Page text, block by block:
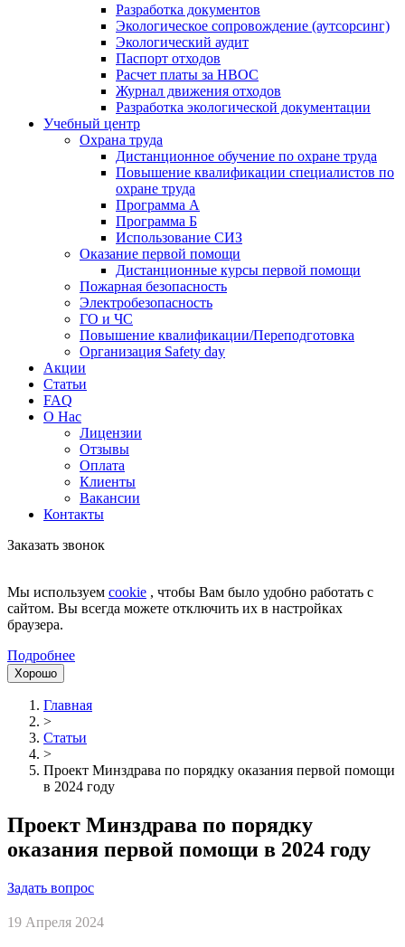
Разработка документов
Экологическое сопровождение (аутсорсинг)
Экологический аудит
Паспорт отходов
Расчет платы за НВОС
Журнал движения отходов
Разработка экологической документации
Учебный центр
Охрана труда
Дистанционное обучение по охране труда
Повышение квалификации специалистов по
охране труда
Программа А
Программа Б
Использование СИЗ
Оказание первой помощи
Дистанционные курсы первой помощи
Пожарная безопасность
Электробезопасность
ГО и ЧС
Повышение квалификации/Переподготовка
Организация Safety day
Акции
Статьи
FAQ
О Нас
Лицензии
Отзывы
Оплата
Клиенты
Вакансии
Контакты
Заказать звонок
Мы используем cookie , чтобы Вам было удобно работать с
сайтом. Вы всегда можете отключить их в настройках
браузера.
Подробнее
Хорошо
Главная
>
Статьи
>
Проект Минздрава по порядку оказания первой помощи
в 2024 году
Проект Минздрава по порядку
оказания первой помощи в 2024 году
Задать вопрос
19 Апреля 2024